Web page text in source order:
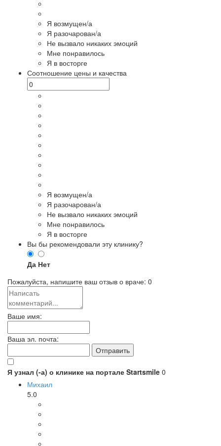
Я возмущен/а
Я разочарован/а
Не вызвало никаких эмоций
Мне понравилось
Я в восторге
Соотношение цены и качества
Я возмущен/а
Я разочарован/а
Не вызвало никаких эмоций
Мне понравилось
Я в восторге
Вы бы рекомендовали эту клинику?
Да Нет
Пожалуйста, напишите ваш отзыв о враче: 0
Ваше имя:
Ваша эл. почта:
Я узнал (-а) о клинике на портале Startsmile 0
Михаил
5.0